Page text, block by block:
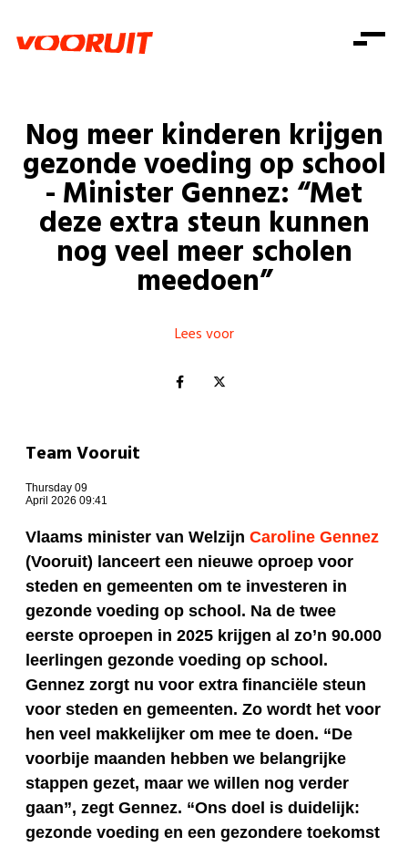
Zorg
Gelijke kansen
Welzijn
Consumentenbescherming
Pensioenen
Kinderen en jongeren
Onze mensen
Standpunten
Vacatures
Doe mee
Doe mee
Word lid
Mis niets
Shop
Zoeken
Login
Login
Nog meer kinderen krijgen
gezonde voeding op school
- Minister Gennez: “Met
deze extra steun kunnen
nog veel meer scholen
meedoen”
Lees voor
Team Vooruit
Thursday 09
April 2026 09:41
Vlaams minister van Welzijn Caroline Gennez
(Vooruit) lanceert een nieuwe oproep voor
steden en gemeenten om te investeren in
gezonde voeding op school. Na de twee
eerste oproepen in 2025 krijgen al zo’n 90.000
leerlingen gezonde voeding op school.
Gennez zorgt nu voor extra financiële steun
voor steden en gemeenten. Zo wordt het voor
hen veel makkelijker om mee te doen. “De
voorbije maanden hebben we belangrijke
stappen gezet, maar we willen nog verder
gaan”, zegt Gennez. “Ons doel is duidelijk:
gezonde voeding en een gezondere toekomst